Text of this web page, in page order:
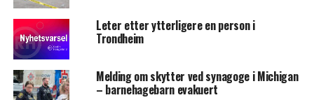
Leter etter ytterligere en person i
Trondheim
Melding om skytter ved synagoge i Michigan
– barnehagebarn evakuert